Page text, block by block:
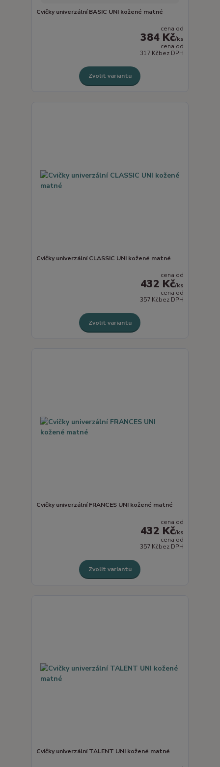
Cvičky univerzální BASIC UNI kožené matné
cena od
384 Kč/ks
cena od
317 Kčbez DPH
Zvolit variantu
Cvičky univerzální CLASSIC UNI kožené matné
cena od
432 Kč/ks
cena od
357 Kčbez DPH
Zvolit variantu
Cvičky univerzální FRANCES UNI kožené matné
cena od
432 Kč/ks
cena od
357 Kčbez DPH
Zvolit variantu
Cvičky univerzální TALENT UNI kožené matné